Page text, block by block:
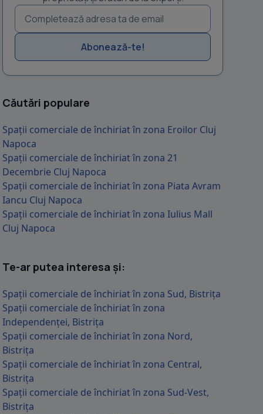
Abonează-te!
Căutări populare
Spații comerciale de închiriat în zona Eroilor Cluj
Napoca
Spații comerciale de închiriat în zona 21
Decembrie Cluj Napoca
Spații comerciale de închiriat în zona Piata Avram
Iancu Cluj Napoca
Spații comerciale de închiriat în zona Iulius Mall
Cluj Napoca
Te-ar putea interesa și:
Spații comerciale de închiriat în zona Sud, Bistrița
Spații comerciale de închiriat în zona
Independenței, Bistrița
Spații comerciale de închiriat în zona Nord,
Bistrița
Spații comerciale de închiriat în zona Central,
Bistrița
Spații comerciale de închiriat în zona Sud-Vest,
Bistrița